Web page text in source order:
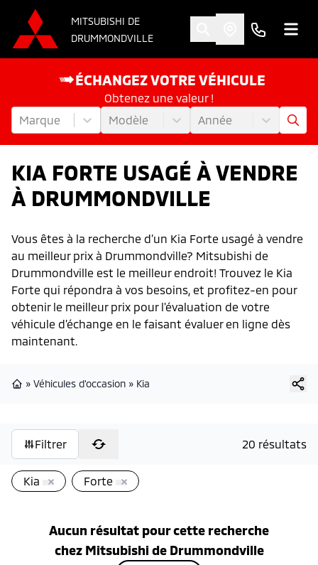
MITSUBISHI DE
DRUMMONDVILLE
ÉCHANGEZ VOTRE VÉHICULE
Obtenez une valeur !
Marque
Modèle Année
KIA FORTE USAGÉ À VENDRE
À DRUMMONDVILLE
Vous êtes à la recherche d’un Kia Forte usagé à vendre
au meilleur prix à Drummondville? Mitsubishi de
Drummondville est le meilleur endroit! Trouvez le Kia
Forte qui répondra à vos besoins, et profitez-en pour
obtenir le meilleur prix pour l'évaluation de votre
véhicule d’échange en le faisant évaluer en ligne dès
maintenant.
» Véhicules d'occasion » Kia
Filtrer 20 résultats
Kia Forte
Aucun résultat pour cette recherche
chez Mitsubishi de Drummondville